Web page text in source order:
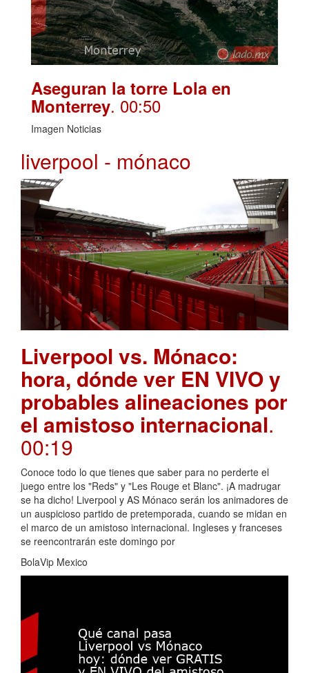
Aseguran la torre Lola en
Monterrey. 00:50
Imagen Noticias
liverpool - mónaco
Liverpool vs. Mónaco:
hora, dónde ver EN VIVO y
probables alineaciones por
el amistoso internacional.
00:19
Conoce todo lo que tienes que saber para no perderte el
juego entre los "Reds" y "Les Rouge et Blanc". ¡A madrugar
se ha dicho! Liverpool y AS Mónaco serán los animadores de
un auspicioso partido de pretemporada, cuando se midan en
el marco de un amistoso internacional. Ingleses y franceses
se reencontrarán este domingo por
BolaVip Mexico